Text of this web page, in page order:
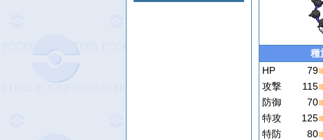
種
HP
79
攻撃
115
防御
70
特攻
125
特防
80